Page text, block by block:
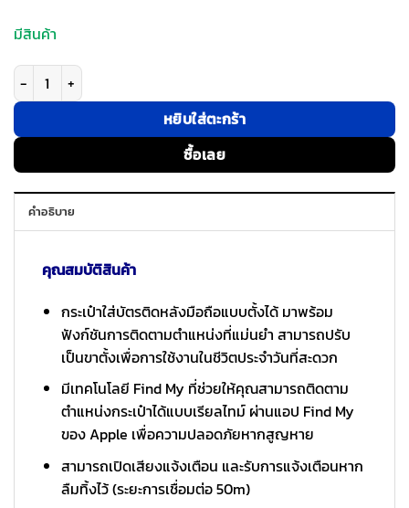
มีสินค้า
จำนวน ESR รุ่น HaloLock Geo Wallet Stand - ที่ใส่บัตรติดหลังมือถือแบบตั้
หยิบใส่ตะกร้า
ซื้อเลย
คำอธิบาย
คุณสมบัติสินค้า
กระเป๋าใส่บัตรติดหลังมือถือแบบตั้งได้ มาพร้อม
ฟังก์ชันการติดตามตำแหน่งที่แม่นยำ สามารถปรับ
เป็นขาตั้งเพื่อการใช้งานในชีวิตประจำวันที่สะดวก
มีเทคโนโลยี Find My ที่ช่วยให้คุณสามารถติดตาม
ตำแหน่งกระเป๋าได้แบบเรียลไทม์ ผ่านแอป Find My
ของ Apple เพื่อความปลอดภัยหากสูญหาย
สามารถเปิดเสียงแจ้งเตือน และรับการแจ้งเตือนหาก
ลืมทิ้งไว้ (ระยะการเชื่อมต่อ 50m)